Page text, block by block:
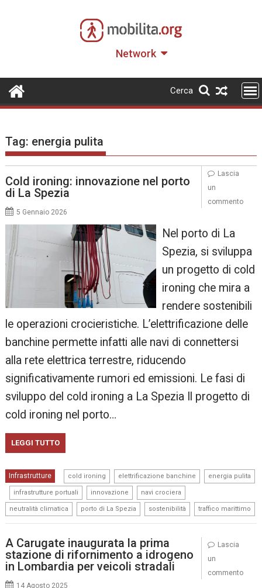
Network
Cerca
Tag: energia pulita
Cold ironing: innovazione nel porto
di La Spezia
5 Gennaio 2026
Nel porto di La
Spezia, si sviluppa
un progetto di cold
ironing che mira a
rendere sostenibili
le operazioni crocieristiche. L’elettrificazione delle
banchine permette infatti alle navi di connettersi
alla rete elettrica terrestre, riducendo
significativamente rumori ed emissioni. Le fasi di
sviluppo del cold ironing a La Spezia Il progetto di
cold ironing nel porto…
LEGGI TUTTO
Infrastrutture cold ironing elettrificazione banchine energia pulita
infrastrutture portuali innovazione navi crociera
neutralità climatica porto di La Spezia sostenibilità traffico marittimo
Lascia
un
commento
A Carugate inaugurata la prima
stazione di rifornimento a idrogeno
in Lombardia per veicoli stradali
14 Agosto 2025
Lascia
un
commento